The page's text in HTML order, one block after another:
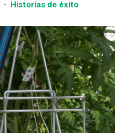
Historias de éxito